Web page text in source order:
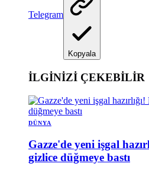
Telegram
Kopyala
İLGİNİZİ ÇEKEBİLİR
DÜNYA
Gazze'de yeni işgal
gizlice düğmeye bastı